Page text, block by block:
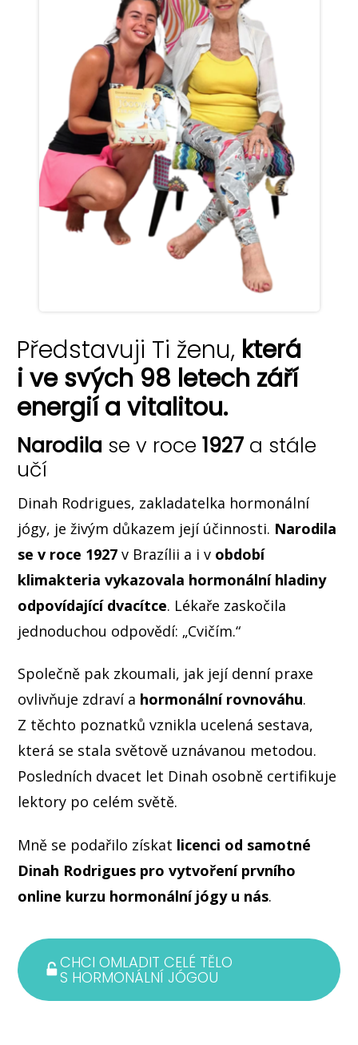
Představuji Ti ženu, která
i ve svých 98 letech září
energií a vitalitou.
Narodila se v roce1927 a stále
učí
Dinah Rodrigues, zakladatelka hormonální
jógy, je živým důkazem její účinnosti. Narodila
se v roce 1927 v Brazílii a i v období
klimakteria vykazovala hormonální hladiny
odpovídající dvacítce. Lékaře zaskočila
jednoduchou odpovědí: „Cvičím.“
Společně pak zkoumali, jak její denní praxe
ovlivňuje zdraví a hormonální rovnováhu.
Z těchto poznatků vznikla ucelená sestava,
která se stala světově uznávanou metodou.
Posledních dvacet let Dinah osobně certifikuje
lektory po celém světě.
Mně se podařilo získat licenci od samotné
Dinah Rodrigues pro vytvoření prvního
online kurzu hormonální jógy u nás.
CHCI OMLADIT CELÉ TĚLO
S HORMONÁLNÍ JÓGOU